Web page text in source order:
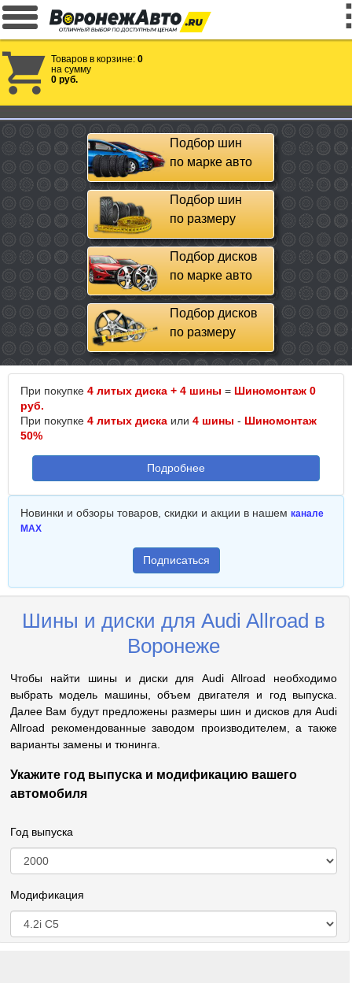
Товаров в корзине: 0
на сумму
0 руб.
Подбор шин
по марке авто
Подбор шин
по размеру
Подбор дисков
по марке авто
Подбор дисков
по размеру
При покупке 4 литых диска + 4 шины = Шиномонтаж 0
руб.
При покупке 4 литых диска или 4 шины - Шиномонтаж
50%
Подробнее
Новинки и обзоры товаров, скидки и акции в нашем канале
MAX
Подписаться
Шины и диски для Audi Allroad в
Воронеже
Чтобы найти шины и диски для Audi Allroad необходимо
выбрать модель машины, объем двигателя и год выпуска.
Далее Вам будут предложены размеры шин и дисков для Audi
Allroad рекомендованные заводом производителем, а также
варианты замены и тюнинга.
Укажите год выпуска и модификацию вашего
автомобиля
Год выпуска
Модификация